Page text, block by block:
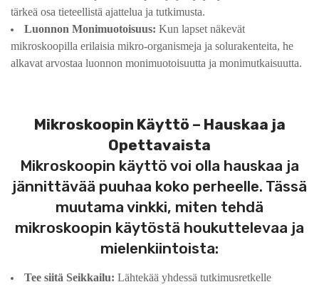
tärkeä osa tieteellistä ajattelua ja tutkimusta.
Luonnon Monimuotoisuus: Kun lapset näkevät
mikroskoopilla erilaisia mikro-organismeja ja solurakenteita, he
alkavat arvostaa luonnon monimuotoisuutta ja monimutkaisuutta.
Mikroskoopin Käyttö – Hauskaa ja
Opettavaista
Mikroskoopin käyttö voi olla hauskaa ja
jännittävää puuhaa koko perheelle. Tässä
muutama vinkki, miten tehdä
mikroskoopin käytöstä houkuttelevaa ja
mielenkiintoista:
Tee siitä Seikkailu: Lähtekää yhdessä tutkimusretkelle